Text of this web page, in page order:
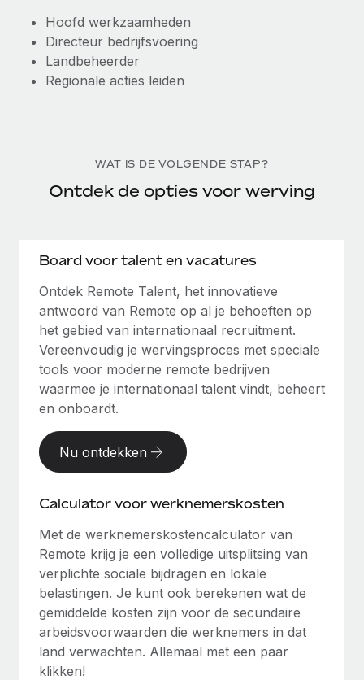
Hoofd werkzaamheden
Directeur bedrijfsvoering
Landbeheerder
Regionale acties leiden
WAT IS DE VOLGENDE STAP?
Ontdek de opties voor werving
Board voor talent en vacatures
Ontdek Remote Talent, het innovatieve
antwoord van Remote op al je behoeften op
het gebied van internationaal recruitment.
Vereenvoudig je wervingsproces met speciale
tools voor moderne remote bedrijven
waarmee je internationaal talent vindt, beheert
en onboardt.
Nu ontdekken
Calculator voor werknemerskosten
Met de werknemerskostencalculator van
Remote krijg je een volledige uitsplitsing van
verplichte sociale bijdragen en lokale
belastingen. Je kunt ook berekenen wat de
gemiddelde kosten zijn voor de secundaire
arbeidsvoorwaarden die werknemers in dat
land verwachten. Allemaal met een paar
klikken!